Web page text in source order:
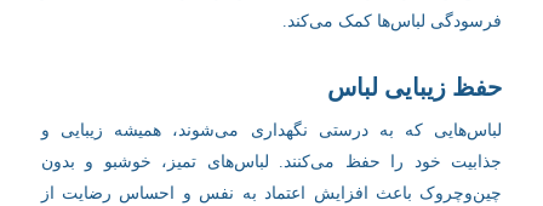
فرسودگی لباس‌ها کمک می‌کند.
حفظ زیبایی لباس
لباس‌هایی که به درستی نگهداری می‌شوند، همیشه زیبایی و
جذابیت خود را حفظ می‌کنند. لباس‌های تمیز، خوشبو و بدون
چین‌وچروک باعث افزایش اعتماد به نفس و احساس رضایت از